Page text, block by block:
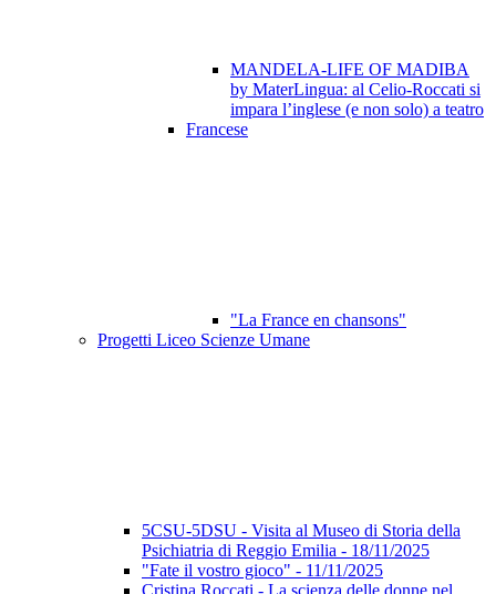
MANDELA-LIFE OF MADIBA
by MaterLingua: al Celio-Roccati si
impara l’inglese (e non solo) a teatro
Francese
"La France en chansons"
Progetti Liceo Scienze Umane
5CSU-5DSU - Visita al Museo di Storia della
Psichiatria di Reggio Emilia - 18/11/2025
"Fate il vostro gioco" - 11/11/2025